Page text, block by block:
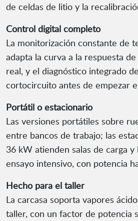
de celdas de litio y la
Control digital completo
La monitorización constante de
adapta la curva a la respuesta
real, y el diagnóstico integrado
cortocircuito antes de empezar
Portátil o estacionario
Las versiones portátiles sobre
entre bancos de trabajo; las
36 kW atienden salas de carga
ensayo intensivo, con potencia
Hecho para el taller
La carcasa soporta vapores
taller, con un factor de potencia